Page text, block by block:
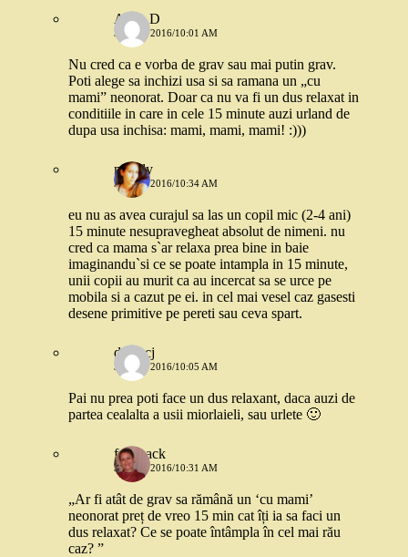
Alina D
31 MAI 2016/10:01 AM
Nu cred ca e vorba de grav sau mai putin grav.
Poti alege sa inchizi usa si sa ramana un „cu
mami” neonorat. Doar ca nu va fi un dus relaxat in
conditiile in care in cele 15 minute auzi urland de
dupa usa inchisa: mami, mami, mami! :)))
maddy
31 MAI 2016/10:34 AM
eu nu as avea curajul sa las un copil mic (2-4 ani)
15 minute nesupravegheat absolut de nimeni. nu
cred ca mama s`ar relaxa prea bine in baie
imaginandu`si ce se poate intampla in 15 minute,
unii copii au murit ca au incercat sa se urce pe
mobila si a cazut pe ei. in cel mai vesel caz gasesti
desene primitive pe pereti sau ceva spart.
dianacj
31 MAI 2016/10:05 AM
Pai nu prea poti face un dus relaxant, daca auzi de
partea cealalta a usii miorlaieli, sau urlete 🙂
feedback
31 MAI 2016/10:31 AM
„Ar fi atât de grav sa rămână un ‘cu mami’
neonorat preț de vreo 15 min cat îți ia sa faci un
dus relaxat? Ce se poate întâmpla în cel mai rău
caz? ”